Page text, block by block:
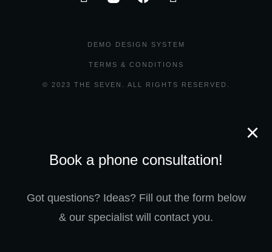
© 2023 THE SEVEN. ALL RIGHTS RESERVED.
DEMO DESIGN SYSTEM
TERMS & CONDITIONS
Book a phone consultation!
Got questions? Ideas? Fill out the form below
& our specialist will contact you.